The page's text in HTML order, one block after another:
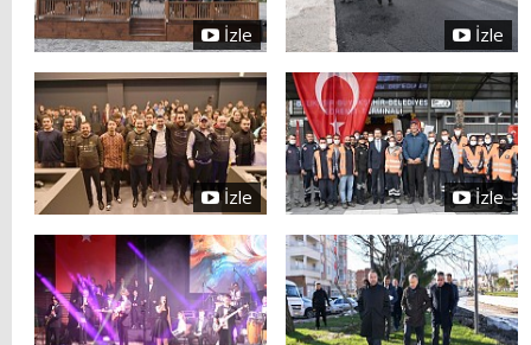
İzle İzle
İzle İzle